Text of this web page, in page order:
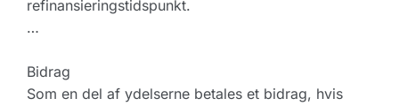
refinansieringstidspunkt.
…
Bidrag
Som en del af ydelserne betales et bidrag, hvis